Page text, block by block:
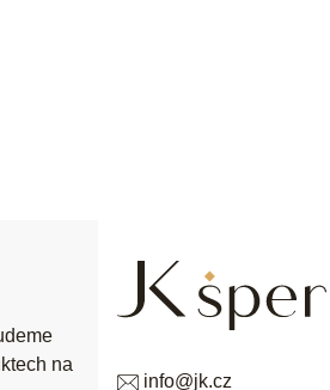
info@jk.cz
na